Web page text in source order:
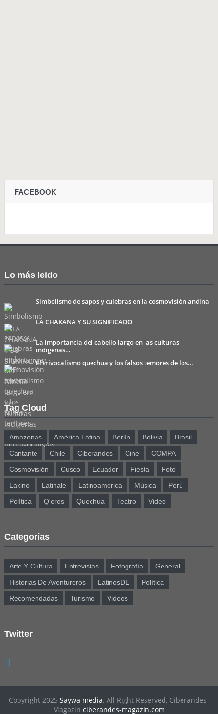
FACEBOOK
Lo más leido
Simbolismo de sapos y culebras en la cosmovisión andina
LA CHAKANA Y SU SIGNIFICADO
La importancia del cabello largo en las culturas
indígenas…
El trivocalismo quechua y los falsos temores de los…
Tag Cloud
Amazonas América Latina Berlín Bolivia Brasil
Cantante Chile Ciberandes Cine COMPA
Cosmovisión Cusco Ecuador Fiesta Foto
Lakino Latinale Latinoamérica Música Perú
Política Q'eros Quechua Teatro Video
Categorías
Arte Y Cultura Entrevistas Fotografía General
Historias De Aventureros LatinosDE Política
Recomendadas Turismo Videos
Twitter
Copyright 2025 Saywa media. All Right Reserved, Ciberandes-
Magazin ciberandes-magazin.com